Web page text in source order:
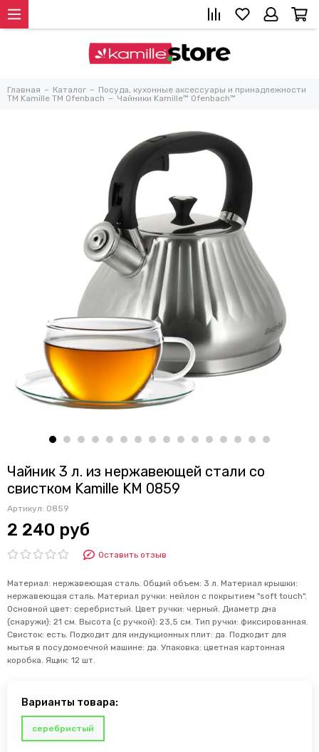
Главная Каталог
Посуда, кухонные аксессуары и принадлежности
TM Kamille TM Ofenbach
Чайники Kamille™ Ofenbach™
Чайник 3 л. из нержавеющей стали со
свистком Kamille KM 0859
Артикул: 0859
2 240 руб
Оставить отзыв
Материал: нержавеющая сталь. Общий объем: 3 л. Материал крышки:
нержавеющая сталь. Материал ручки: нейлон с покрытием "soft touch".
Основной цвет: серебристый. Цвет ручки: черный. Диаметр дна
(снаружи): 21 см. Высота (с ручкой): 23,5 см. Тип ручки: фиксированная.
Свисток: есть. Подходит для индукционных плит: да. Подходит для
мытья в посудомоечной машине: да. Упаковка: цветная картонная
коробка. Ящик: 12 шт.
Варианты товара:
серебристый